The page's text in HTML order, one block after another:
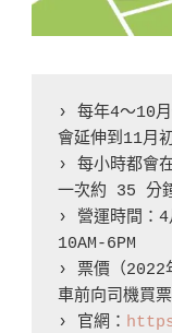
› 每年4～10
會延伸到11月
› 每小時都會
一次約 35 分
› 營運時間：4
10AM-6PM
› 票價（
車前向司機買票
› 官網：